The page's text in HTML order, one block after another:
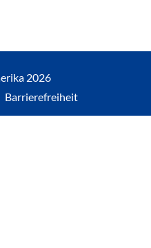
2026
Barrierefreiheit
Impressum